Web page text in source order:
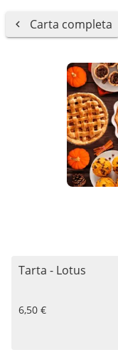
Carta completa
Tarta - Lotus
6,50 €